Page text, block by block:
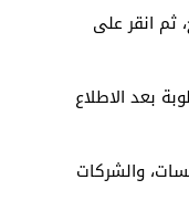
ثم انقر على
بعد الاطلاع
والشركات